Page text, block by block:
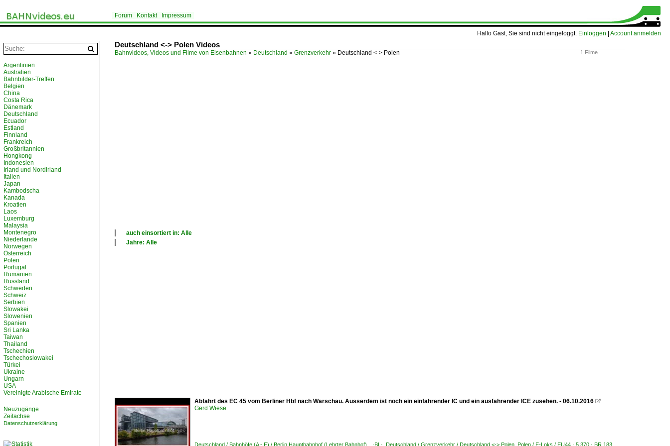
Hallo Gast, Sie sind nicht eingeloggt. Einloggen Account anmelden
Forum Kontakt Impressum
Deutschland <-> Polen Videos
1 Filme
Bahnvideos, Videos und Filme von Eisenbahnen » Deutschland » Grenzverkehr » Deutschland <-> Polen
auch einsortiert in: Alle
Jahre: Alle
Abfahrt des EC 45 vom Berliner Hbf nach Warschau. Ausserdem ist noch ein einfahrender IC und ein ausfahrender ICE zusehen. - 06.10.2016 
Gerd Wiese
Deutschland / Bahnhöfe (A - E) / Berlin Hauptbahnhof (Lehrter Bahnhof) ·BL· Deutschland / Grenzverkehr / Deutschland <-> Polen Polen / E-Loks / EU44 · 5 370 · BR 183
Argentinien
Australien
Bahnbilder-Treffen
Belgien
China
Costa Rica
Dänemark
Deutschland
Ecuador
Estland
Finnland
Frankreich
Großbritannien
Hongkong
Indonesien
Irland und Nordirland
Italien
Japan
Kambodscha
Kanada
Kroatien
Laos
Luxemburg
Malaysia
Montenegro
Niederlande
Norwegen
Österreich
Polen
Portugal
Rumänien
Russland
Schweden
Schweiz
Serbien
Slowakei
Slowenien
Spanien
Sri Lanka
Taiwan
Thailand
Tschechien
Tschechoslowakei
Türkei
Ukraine
Ungarn
USA
Vereinigte Arabische Emirate
Neuzugänge
Zeitachse
Datenschutzerklärung